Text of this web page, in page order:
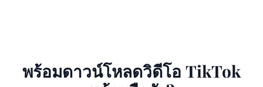
พร้อมดาวน์โหลดวิดีโอ TikTok